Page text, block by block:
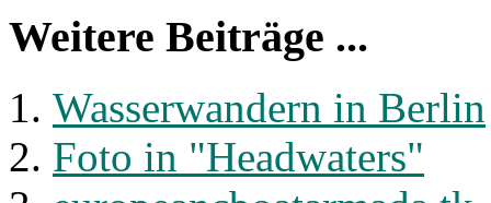
Weitere Beiträge ...
Wasserwandern in Berlin
Foto in "Headwaters"